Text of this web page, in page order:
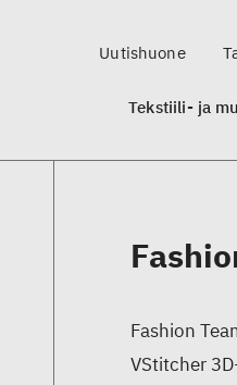
Uutishuone
Tekstiili- ja
Fashion
VStitcher